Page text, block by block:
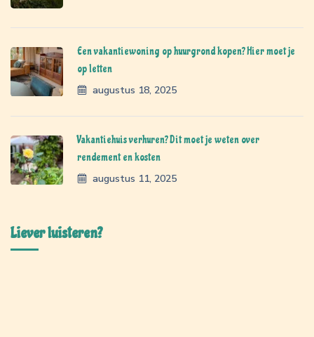
Een vakantiewoning op huurgrond kopen? Hier moet je
op letten
augustus 18, 2025
Vakantiehuis verhuren? Dit moet je weten over
rendement en kosten
augustus 11, 2025
Liever luisteren?